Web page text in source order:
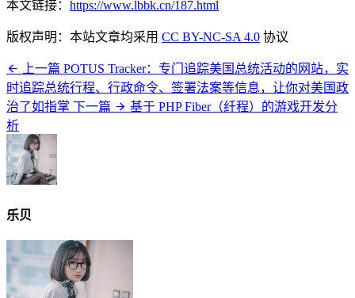
本文链接： https://www.lbbk.cn/187.html
版权声明：本站文章均采用 CC BY-NC-SA 4.0 协议
上一篇 POTUS Tracker：专门追踪美国总统活动的网站，实
时追踪总统行程、行政命令、签署法案等信息，让你对美国政
治了如指掌 下一篇
基于 PHP Fiber（纤程）的游戏开发分
析
乐贝